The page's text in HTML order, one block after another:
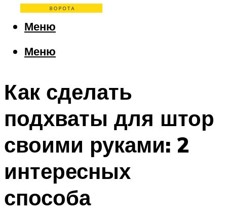
Меню
Меню
Как сделать
подхваты для штор
своими руками: 2
интересных
способа